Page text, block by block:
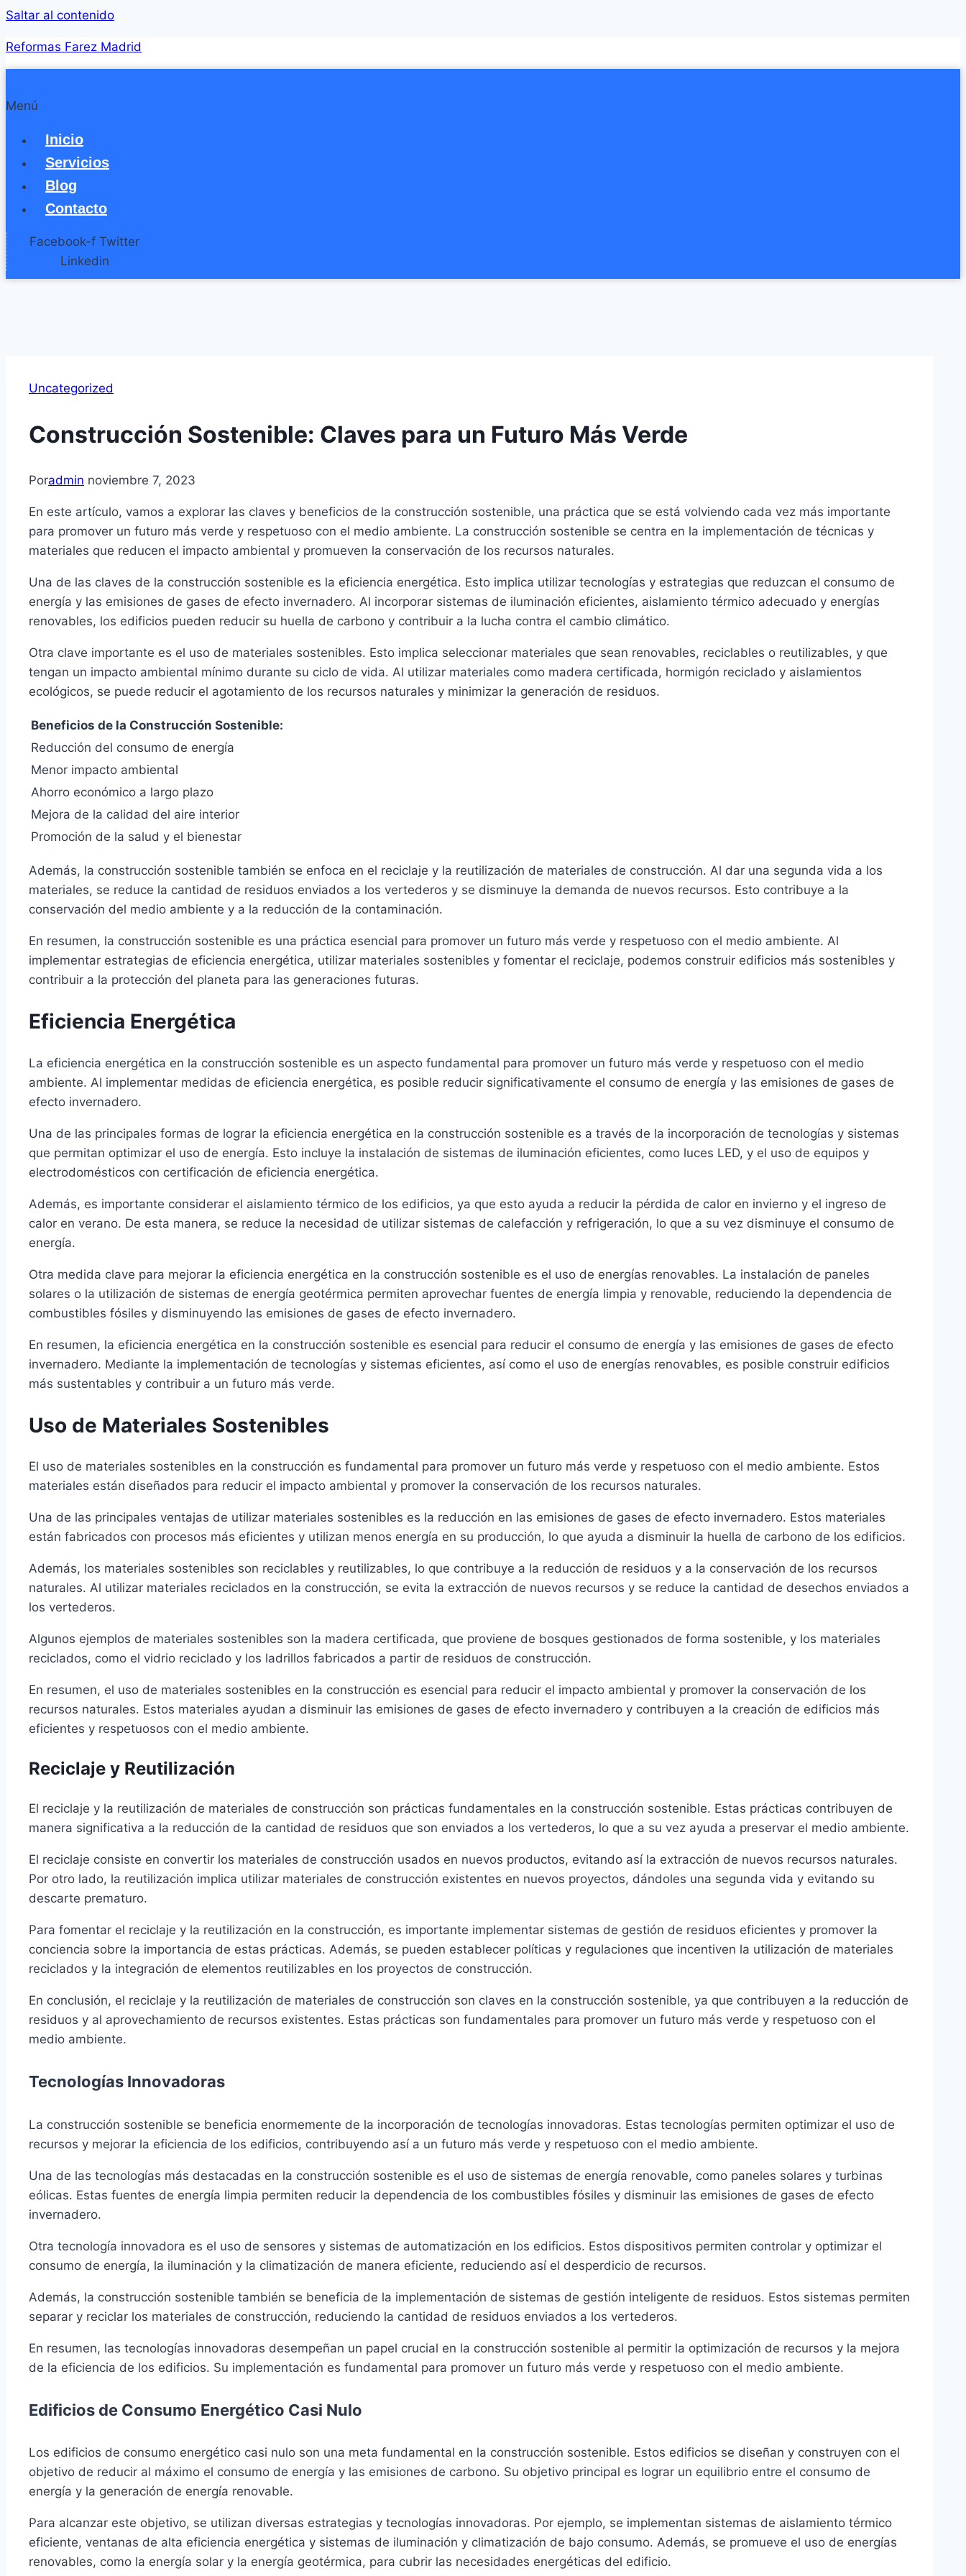
Saltar al contenido
Reformas Farez Madrid
Menú
Inicio
Servicios
Blog
Contacto
Facebook-f Twitter
Linkedin
Uncategorized
Construcción Sostenible: Claves para un Futuro Más Verde
Poradmin noviembre 7, 2023
En este artículo, vamos a explorar las claves y beneficios de la construcción sostenible, una práctica que se está volviendo cada vez más importante
para promover un futuro más verde y respetuoso con el medio ambiente. La construcción sostenible se centra en la implementación de técnicas y
materiales que reducen el impacto ambiental y promueven la conservación de los recursos naturales.
Una de las claves de la construcción sostenible es la eficiencia energética. Esto implica utilizar tecnologías y estrategias que reduzcan el consumo de
energía y las emisiones de gases de efecto invernadero. Al incorporar sistemas de iluminación eficientes, aislamiento térmico adecuado y energías
renovables, los edificios pueden reducir su huella de carbono y contribuir a la lucha contra el cambio climático.
Otra clave importante es el uso de materiales sostenibles. Esto implica seleccionar materiales que sean renovables, reciclables o reutilizables, y que
tengan un impacto ambiental mínimo durante su ciclo de vida. Al utilizar materiales como madera certificada, hormigón reciclado y aislamientos
ecológicos, se puede reducir el agotamiento de los recursos naturales y minimizar la generación de residuos.
Beneficios de la Construcción Sostenible:
Reducción del consumo de energía
Menor impacto ambiental
Ahorro económico a largo plazo
Mejora de la calidad del aire interior
Promoción de la salud y el bienestar
Además, la construcción sostenible también se enfoca en el reciclaje y la reutilización de materiales de construcción. Al dar una segunda vida a los
materiales, se reduce la cantidad de residuos enviados a los vertederos y se disminuye la demanda de nuevos recursos. Esto contribuye a la
conservación del medio ambiente y a la reducción de la contaminación.
En resumen, la construcción sostenible es una práctica esencial para promover un futuro más verde y respetuoso con el medio ambiente. Al
implementar estrategias de eficiencia energética, utilizar materiales sostenibles y fomentar el reciclaje, podemos construir edificios más sostenibles y
contribuir a la protección del planeta para las generaciones futuras.
Eficiencia Energética
La eficiencia energética en la construcción sostenible es un aspecto fundamental para promover un futuro más verde y respetuoso con el medio
ambiente. Al implementar medidas de eficiencia energética, es posible reducir significativamente el consumo de energía y las emisiones de gases de
efecto invernadero.
Una de las principales formas de lograr la eficiencia energética en la construcción sostenible es a través de la incorporación de tecnologías y sistemas
que permitan optimizar el uso de energía. Esto incluye la instalación de sistemas de iluminación eficientes, como luces LED, y el uso de equipos y
electrodomésticos con certificación de eficiencia energética.
Además, es importante considerar el aislamiento térmico de los edificios, ya que esto ayuda a reducir la pérdida de calor en invierno y el ingreso de
calor en verano. De esta manera, se reduce la necesidad de utilizar sistemas de calefacción y refrigeración, lo que a su vez disminuye el consumo de
energía.
Otra medida clave para mejorar la eficiencia energética en la construcción sostenible es el uso de energías renovables. La instalación de paneles
solares o la utilización de sistemas de energía geotérmica permiten aprovechar fuentes de energía limpia y renovable, reduciendo la dependencia de
combustibles fósiles y disminuyendo las emisiones de gases de efecto invernadero.
En resumen, la eficiencia energética en la construcción sostenible es esencial para reducir el consumo de energía y las emisiones de gases de efecto
invernadero. Mediante la implementación de tecnologías y sistemas eficientes, así como el uso de energías renovables, es posible construir edificios
más sustentables y contribuir a un futuro más verde.
Uso de Materiales Sostenibles
El uso de materiales sostenibles en la construcción es fundamental para promover un futuro más verde y respetuoso con el medio ambiente. Estos
materiales están diseñados para reducir el impacto ambiental y promover la conservación de los recursos naturales.
Una de las principales ventajas de utilizar materiales sostenibles es la reducción en las emisiones de gases de efecto invernadero. Estos materiales
están fabricados con procesos más eficientes y utilizan menos energía en su producción, lo que ayuda a disminuir la huella de carbono de los edificios.
Además, los materiales sostenibles son reciclables y reutilizables, lo que contribuye a la reducción de residuos y a la conservación de los recursos
naturales. Al utilizar materiales reciclados en la construcción, se evita la extracción de nuevos recursos y se reduce la cantidad de desechos enviados a
los vertederos.
Algunos ejemplos de materiales sostenibles son la madera certificada, que proviene de bosques gestionados de forma sostenible, y los materiales
reciclados, como el vidrio reciclado y los ladrillos fabricados a partir de residuos de construcción.
En resumen, el uso de materiales sostenibles en la construcción es esencial para reducir el impacto ambiental y promover la conservación de los
recursos naturales. Estos materiales ayudan a disminuir las emisiones de gases de efecto invernadero y contribuyen a la creación de edificios más
eficientes y respetuosos con el medio ambiente.
Reciclaje y Reutilización
El reciclaje y la reutilización de materiales de construcción son prácticas fundamentales en la construcción sostenible. Estas prácticas contribuyen de
manera significativa a la reducción de la cantidad de residuos que son enviados a los vertederos, lo que a su vez ayuda a preservar el medio ambiente.
El reciclaje consiste en convertir los materiales de construcción usados en nuevos productos, evitando así la extracción de nuevos recursos naturales.
Por otro lado, la reutilización implica utilizar materiales de construcción existentes en nuevos proyectos, dándoles una segunda vida y evitando su
descarte prematuro.
Para fomentar el reciclaje y la reutilización en la construcción, es importante implementar sistemas de gestión de residuos eficientes y promover la
conciencia sobre la importancia de estas prácticas. Además, se pueden establecer políticas y regulaciones que incentiven la utilización de materiales
reciclados y la integración de elementos reutilizables en los proyectos de construcción.
En conclusión, el reciclaje y la reutilización de materiales de construcción son claves en la construcción sostenible, ya que contribuyen a la reducción de
residuos y al aprovechamiento de recursos existentes. Estas prácticas son fundamentales para promover un futuro más verde y respetuoso con el
medio ambiente.
Tecnologías Innovadoras
La construcción sostenible se beneficia enormemente de la incorporación de tecnologías innovadoras. Estas tecnologías permiten optimizar el uso de
recursos y mejorar la eficiencia de los edificios, contribuyendo así a un futuro más verde y respetuoso con el medio ambiente.
Una de las tecnologías más destacadas en la construcción sostenible es el uso de sistemas de energía renovable, como paneles solares y turbinas
eólicas. Estas fuentes de energía limpia permiten reducir la dependencia de los combustibles fósiles y disminuir las emisiones de gases de efecto
invernadero.
Otra tecnología innovadora es el uso de sensores y sistemas de automatización en los edificios. Estos dispositivos permiten controlar y optimizar el
consumo de energía, la iluminación y la climatización de manera eficiente, reduciendo así el desperdicio de recursos.
Además, la construcción sostenible también se beneficia de la implementación de sistemas de gestión inteligente de residuos. Estos sistemas permiten
separar y reciclar los materiales de construcción, reduciendo la cantidad de residuos enviados a los vertederos.
En resumen, las tecnologías innovadoras desempeñan un papel crucial en la construcción sostenible al permitir la optimización de recursos y la mejora
de la eficiencia de los edificios. Su implementación es fundamental para promover un futuro más verde y respetuoso con el medio ambiente.
Edificios de Consumo Energético Casi Nulo
Los edificios de consumo energético casi nulo son una meta fundamental en la construcción sostenible. Estos edificios se diseñan y construyen con el
objetivo de reducir al máximo el consumo de energía y las emisiones de carbono. Su objetivo principal es lograr un equilibrio entre el consumo de
energía y la generación de energía renovable.
Para alcanzar este objetivo, se utilizan diversas estrategias y tecnologías innovadoras. Por ejemplo, se implementan sistemas de aislamiento térmico
eficiente, ventanas de alta eficiencia energética y sistemas de iluminación y climatización de bajo consumo. Además, se promueve el uso de energías
renovables, como la energía solar y la energía geotérmica, para cubrir las necesidades energéticas del edificio.